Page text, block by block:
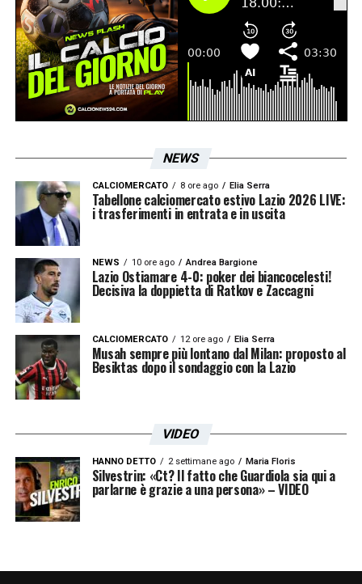
LA PLAYLIST DELLE NOSTRE TOP NEWS
NEWS
CALCIOMERCATO 8 ore ago Elia Serra
Tabellone calciomercato estivo Lazio 2026 LIVE:
i trasferimenti in entrata e in uscita
NEWS 10 ore ago Andrea Bargione
Lazio Ostiamare 4-0: poker dei biancocelesti!
Decisiva la doppietta di Ratkov e Zaccagni
CALCIOMERCATO 12 ore ago Elia Serra
Musah sempre più lontano dal Milan: proposto al
Besiktas dopo il sondaggio con la Lazio
VIDEO
HANNO DETTO 2 settimane ago Maria Floris
Silvestrin: «Ct? Il fatto che Guardiola sia qui a
parlarne è grazie a una persona» – VIDEO